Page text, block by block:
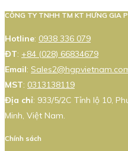
CÔNG TY TNHH TM KT HƯNG GIA
Hotline: 0938 336 079
ĐT: +84 (028) 66834679
Email:
MST: 0313138119
Địa chỉ: 933/5/2C Tỉnh lộ 10,
Minh, Việt Nam.
Chính sách